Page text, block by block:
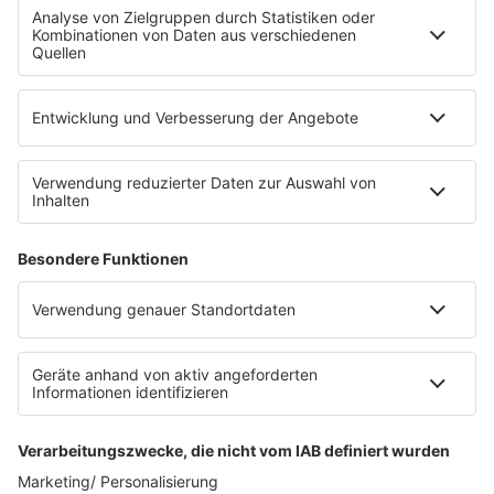
Fahrradparkhaus
Die Uniklinik Tübingen hat ein neues Fahrradparkhaus
eröffnet. Direkt an der Medizinischen Klinik bietet es
E-Bikes über eine Photovoltaikanlage auf dem …
Impressum
Datenschutzerklärung